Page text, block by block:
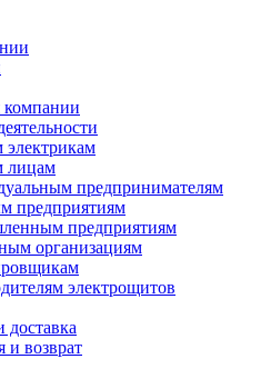
компании
лицам
предпринимателям
предприятиям
предприятиям
организациям
электрощитов
доставка
и возврат